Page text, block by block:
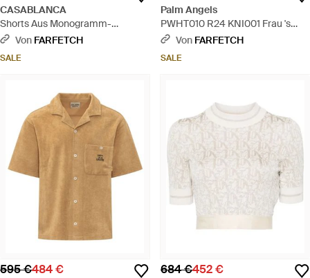
CASABLANCA
Shorts Aus Monogramm-
Jacquard - Natur
Von FARFETCH
SALE
Palm Angels
PWHT010 R24 KNI001 Frau 's
Schwarzes Strickoberteil -
Von FARFETCH
SALE
595 €484 € 684 €452 €